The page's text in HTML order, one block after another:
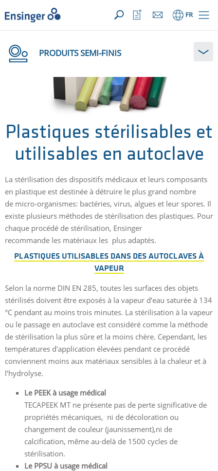
VOTRE DEMANDE ({{productCount}} Products)
OUVRIR
Accueil FR
Ouvrir
la
liste
PRODUITS SEMI-FINIS
Plastiques stérilisables et
utilisables en autoclave
La stérilisation des dispositifs médicaux et leurs composants
en plastique est destinée à détruire le plus grand nombre
de micro-organismes: bactéries, virus, algues et leur spores. Il
existe plusieurs méthodes de stérilisation des plastiques. Pour
chaque procédé de stérilisation, Ensinger
recommande les matériaux les plus adaptés.
PLASTIQUES UTILISABLES DANS DES AUTOCLAVES À
VAPEUR
Selon la norme DIN EN 285, toutes les surfaces des objets
stérilisés doivent être exposés à la vapeur d’eau saturée à 134
°C pendant au moins trois minutes. La stérilisation à la vapeur
ou le passage en autoclave est considéré comme la méthode
de stérilisation la plus sûre et la moins chère. Cependant, les
températures d'application élevées pendant ce procédé
conviennent moins aux matériaux sensibles à la chaleur et à
l’hydrolyse.
Le PEEK à usage médical
TECAPEEK MT ne présente pas de perte significative de
propriétés mécaniques, ni de décoloration ou
changement de couleur (jaunissement),ni de
calcification, même au-delà de 1500 cycles de
stérilisation.
Le PPSU à usage médical